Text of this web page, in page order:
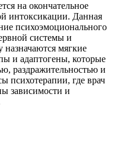
на окончательное
интоксикации. Данная
психоэмоционального
системы и
мягкие
и адаптогены, которые
раздражительностью и
психотерапии, где врач
зависимости и